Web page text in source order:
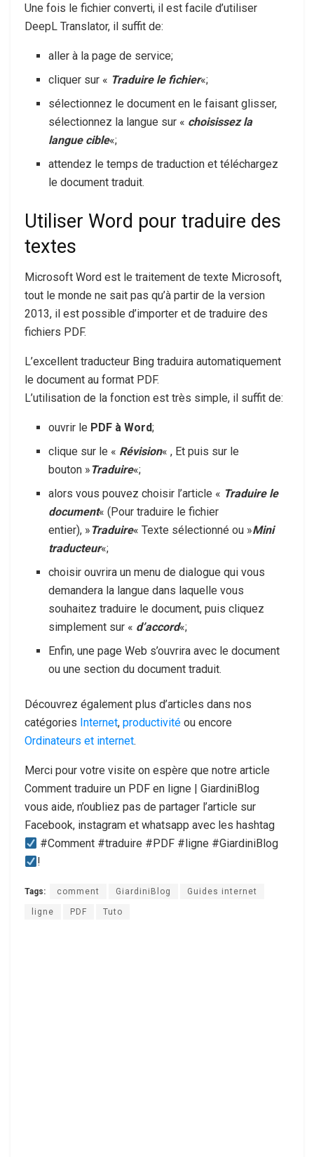
Une fois le fichier converti, il est facile d’utiliser
DeepL Translator, il suffit de:
aller à la page de service;
cliquer sur « Traduire le fichier«;
sélectionnez le document en le faisant glisser,
sélectionnez la langue sur « choisissez la
langue cible«;
attendez le temps de traduction et téléchargez
le document traduit.
Utiliser Word pour traduire des
textes
Microsoft Word est le traitement de texte Microsoft,
tout le monde ne sait pas qu’à partir de la version
2013, il est possible d’importer et de traduire des
fichiers PDF.
L’excellent traducteur Bing traduira automatiquement
le document au format PDF.
L’utilisation de la fonction est très simple, il suffit de:
ouvrir le PDF à Word;
clique sur le « Révision« , Et puis sur le
bouton » Traduire«;
alors vous pouvez choisir l’article « Traduire le
document« (Pour traduire le fichier
entier), » Traduire« Texte sélectionné ou »Mini
traducteur«;
choisir ouvrira un menu de dialogue qui vous
demandera la langue dans laquelle vous
souhaitez traduire le document, puis cliquez
simplement sur « d’accord«;
Enfin, une page Web s’ouvrira avec le document
ou une section du document traduit.
Découvrez également plus d’articles dans nos
catégories Internet, productivité ou encore
Ordinateurs et internet.
Merci pour votre visite on espère que notre article
Comment traduire un PDF en ligne | GiardiniBlog
vous aide, n’oubliez pas de partager l’article sur
Facebook, instagram et whatsapp avec les hashtag
#Comment #traduire #PDF #ligne #GiardiniBlog
!
Tags: comment GiardiniBlog Guides internet
ligne PDF Tuto